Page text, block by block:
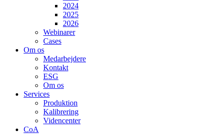
2024
2025
2026
Webinarer
Cases
Om os
Medarbejdere
Kontakt
ESG
Om os
Services
Produktion
Kalibrering
Videncenter
CoA